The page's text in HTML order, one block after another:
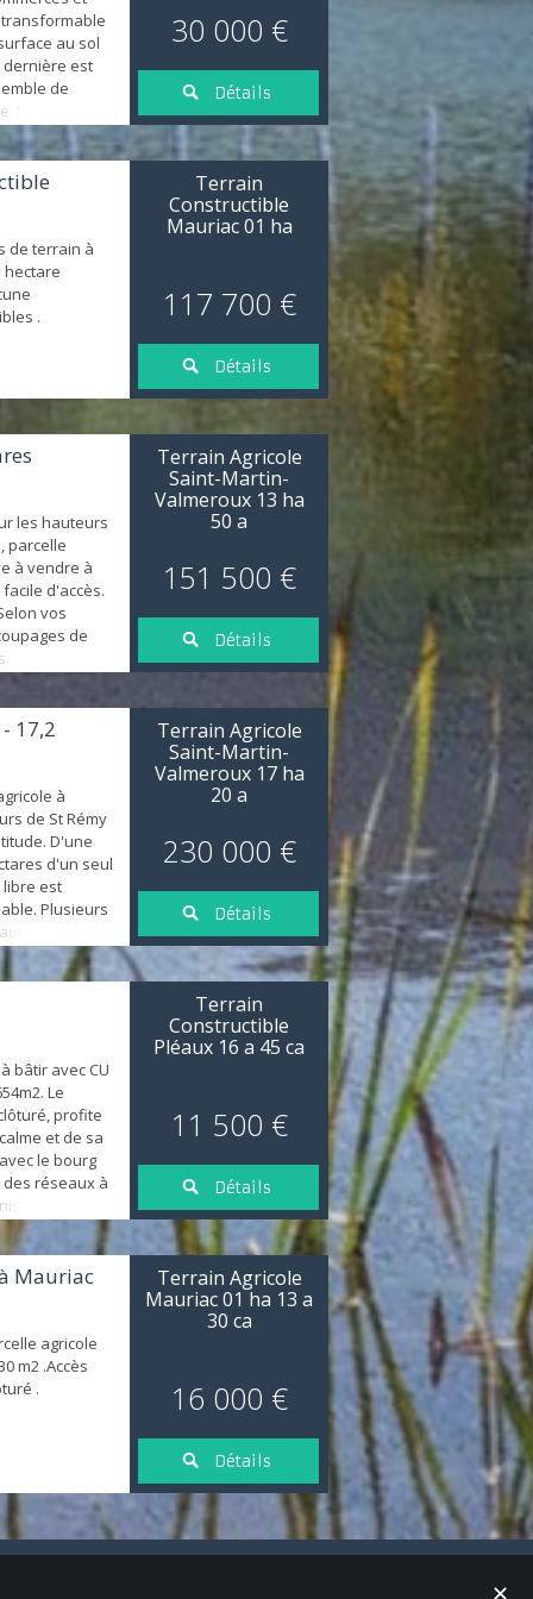
au sol
dernière est
de
800 m2. Le
étant de 1740,
étable,
240 m2,
d'un
30 000 €
Détails
de terrain à
hectare
.
Terrain
Constructible
Mauriac 01 ha
117 700 €
Détails
les hauteurs
parcelle
à vendre à
d'accès.
vos
de
Terrain Agricole
Saint-Martin-
Valmeroux 13 ha
50 a
151 500 €
Détails
17,2
à
de St Rémy
D'une
d'un seul
est
Plusieurs
d'eau
la parcelle
Terrain Agricole
Saint-Martin-
Valmeroux 17 ha
20 a
230 000 €
Détails
bâtir avec CU
Le
profite
et de sa
le bourg
réseaux à
Terrain
Constructible
Pléaux 16 a 45 ca
11 500 €
Détails
Mauriac
agricole
m2 .Accès
.
Terrain Agricole
Mauriac 01 ha 13 a
30 ca
16 000 €
Détails
✕